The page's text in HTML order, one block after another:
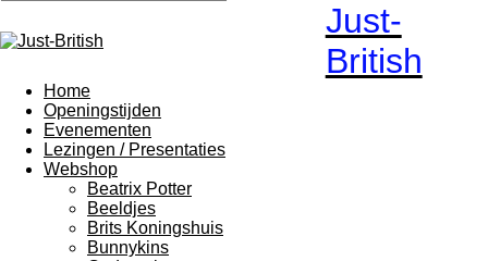
Just-
British
Home
Openingstijden
Evenementen
Lezingen / Presentaties
Webshop
Beatrix Potter
Beeldjes
Brits Koningshuis
Bunnykins